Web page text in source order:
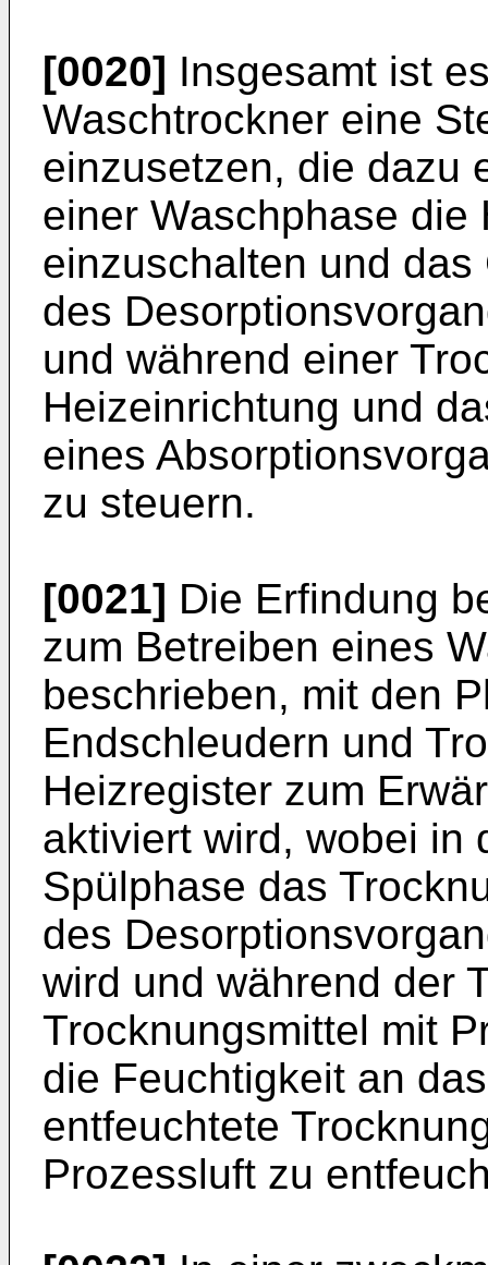
[0020] Insgesamt ist
Waschtrockner eine
einzusetzen, die dazu
einer Waschphase die
einzuschalten und
des
und während einer
Heizeinrichtung und
eines
zu steuern.
[0021] Die Erfindung
zum Betreiben eines
beschrieben, mit den
Endschleudern und
Heizregister zum
aktiviert wird, wobei in
Spülphase das
des
wird und während der
Trocknungsmittel mit
die Feuchtigkeit an
entfeuchtete
Prozessluft zu